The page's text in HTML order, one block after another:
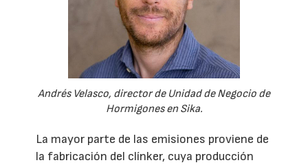
Andrés Velasco, director de Unidad de Negocio de
Hormigones en Sika.
La mayor parte de las emisiones proviene de
la fabricación del clínker, cuya producción